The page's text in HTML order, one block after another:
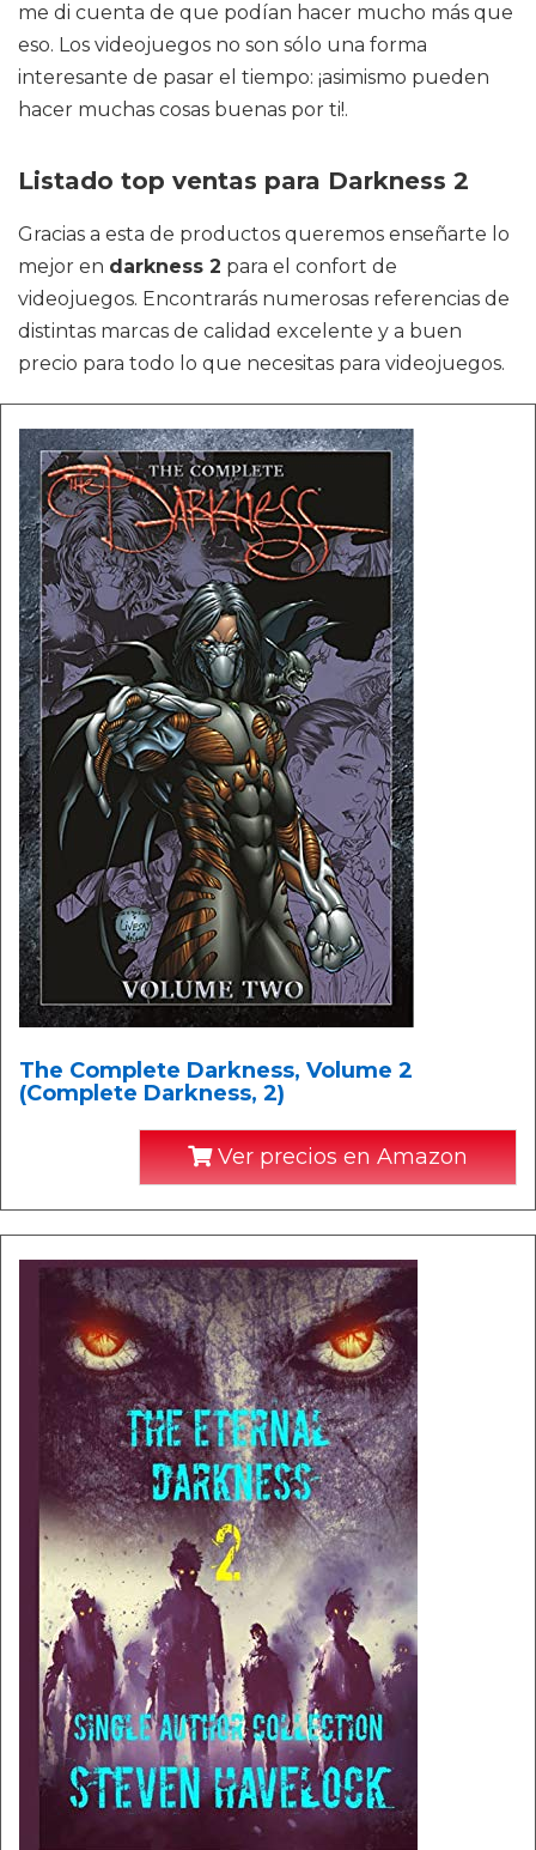
me di cuenta de que podían hacer mucho más que
eso. Los videojuegos no son sólo una forma
interesante de pasar el tiempo: ¡asimismo pueden
hacer muchas cosas buenas por ti!.
Listado top ventas para Darkness 2
Gracias a esta de productos queremos enseñarte lo
mejor en darkness 2 para el confort de
videojuegos. Encontrarás numerosas referencias de
distintas marcas de calidad excelente y a buen
precio para todo lo que necesitas para videojuegos.
The Complete Darkness, Volume 2
(Complete Darkness, 2)
Ver precios en Amazon